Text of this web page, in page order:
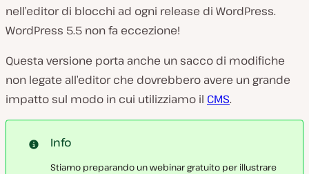
nell’editor di blocchi ad ogni release di WordPress.
WordPress 5.5 non fa eccezione!
Questa versione porta anche un sacco di modifiche
non legate all’editor che dovrebbero avere un grande
impatto sul modo in cui utilizziamo il CMS.
Info
Stiamo preparando un webinar gratuito per illustrare